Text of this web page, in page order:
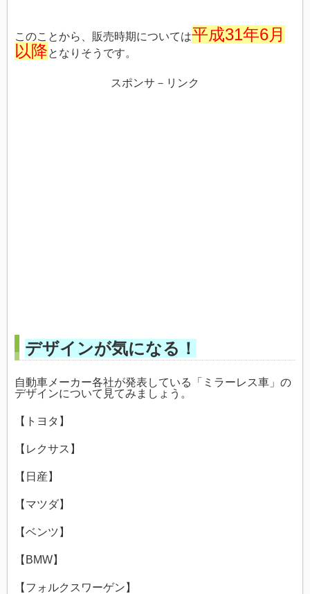
このことから、販売時期については平成31年6月
以降となりそうです。
スポンサ－リンク
デザインが気になる！
自動車メーカー各社が発表している「ミラーレス車」の
デザインについて見てみましょう。
【トヨタ】
【レクサス】
【日産】
【マツダ】
【ベンツ】
【BMW】
【フォルクスワーゲン】